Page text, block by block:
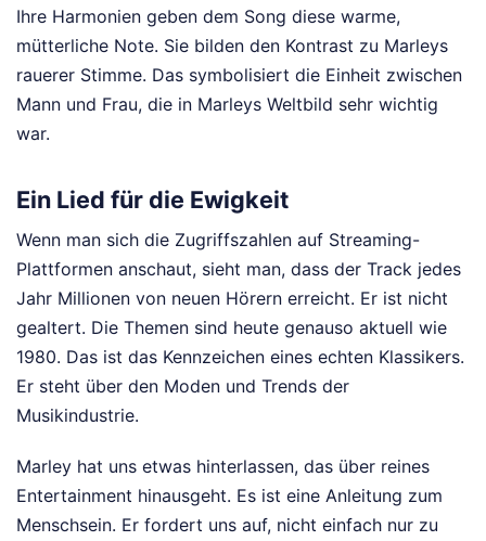
Ihre Harmonien geben dem Song diese warme,
mütterliche Note. Sie bilden den Kontrast zu Marleys
rauerer Stimme. Das symbolisiert die Einheit zwischen
Mann und Frau, die in Marleys Weltbild sehr wichtig
war.
Ein Lied für die Ewigkeit
Wenn man sich die Zugriffszahlen auf Streaming-
Plattformen anschaut, sieht man, dass der Track jedes
Jahr Millionen von neuen Hörern erreicht. Er ist nicht
gealtert. Die Themen sind heute genauso aktuell wie
1980. Das ist das Kennzeichen eines echten Klassikers.
Er steht über den Moden und Trends der
Musikindustrie.
Marley hat uns etwas hinterlassen, das über reines
Entertainment hinausgeht. Es ist eine Anleitung zum
Menschsein. Er fordert uns auf, nicht einfach nur zu